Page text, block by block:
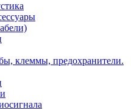
клеммы, предохранители.